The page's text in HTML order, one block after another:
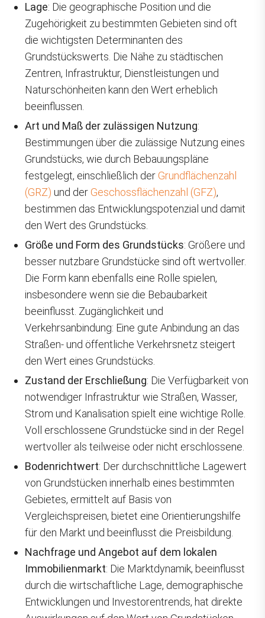
Lage: Die geographische Position und die
Zugehörigkeit zu bestimmten Gebieten sind oft
die wichtigsten Determinanten des
Grundstückswerts. Die Nähe zu städtischen
Zentren, Infrastruktur, Dienstleistungen und
Naturschönheiten kann den Wert erheblich
beeinflussen.
Art und Maß der zulässigen Nutzung:
Bestimmungen über die zulässige Nutzung eines
Grundstücks, wie durch Bebauungspläne
festgelegt, einschließlich der Grundflächenzahl
(GRZ) und der Geschossflächenzahl (GFZ),
bestimmen das Entwicklungspotenzial und damit
den Wert des Grundstücks.
Größe und Form des Grundstücks: Größere und
besser nutzbare Grundstücke sind oft wertvoller.
Die Form kann ebenfalls eine Rolle spielen,
insbesondere wenn sie die Bebaubarkeit
beeinflusst. Zugänglichkeit und
Verkehrsanbindung: Eine gute Anbindung an das
Straßen- und öffentliche Verkehrsnetz steigert
den Wert eines Grundstücks.
Zustand der Erschließung: Die Verfügbarkeit von
notwendiger Infrastruktur wie Straßen, Wasser,
Strom und Kanalisation spielt eine wichtige Rolle.
Voll erschlossene Grundstücke sind in der Regel
wertvoller als teilweise oder nicht erschlossene.
Bodenrichtwert: Der durchschnittliche Lagewert
von Grundstücken innerhalb eines bestimmten
Gebietes, ermittelt auf Basis von
Vergleichspreisen, bietet eine Orientierungshilfe
für den Markt und beeinflusst die Preisbildung.
Nachfrage und Angebot auf dem lokalen
Immobilienmarkt: Die Marktdynamik, beeinflusst
durch die wirtschaftliche Lage, demographische
Entwicklungen und Investorentrends, hat direkte